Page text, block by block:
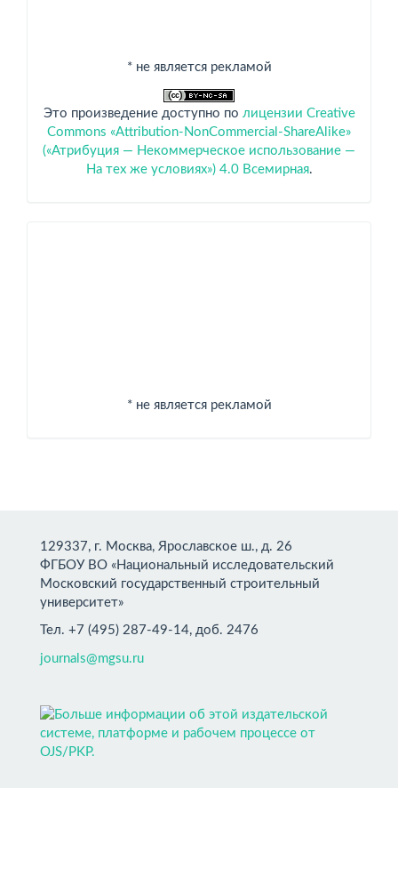
* не является рекламой
Это произведение доступно по лицензии Creative
Commons «Attribution-NonCommercial-ShareAlike»
(«Атрибуция — Некоммерческое использование —
На тех же условиях») 4.0 Всемирная.
* не является рекламой
129337, г. Москва, Ярославское ш., д. 26
ФГБОУ ВО «Национальный исследовательский
Московский государственный строительный
университет»
Тел. +7 (495) 287-49-14, доб. 2476
journals@mgsu.ru